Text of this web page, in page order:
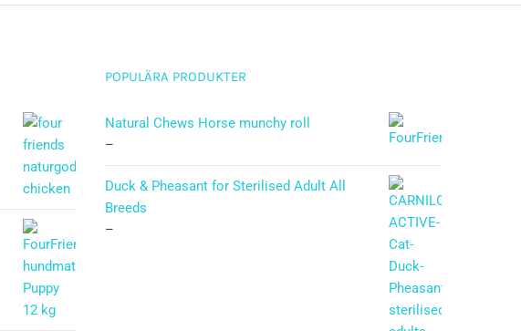
POPULÄRA PRODUKTER
Natural Chews Horse munchy roll
–
Duck & Pheasant for Sterilised Adult All
Breeds
–